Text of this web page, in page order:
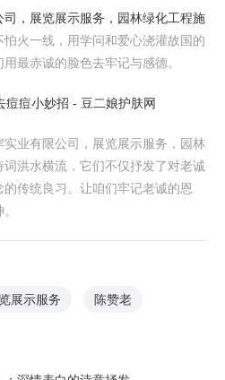
司，展览展示服务，园林绿化工程施
火一线，用学问和爱心浇灌故国的
最赤诚的脸色去牢记与感德。
痘小妙招 - 豆二娘护肤网
业有限公司，展览展示服务，园林
洪水横流，它们不仅抒发了对老诚
传统良习。让咱们牢记老诚的恩
展示服务 陈赞老